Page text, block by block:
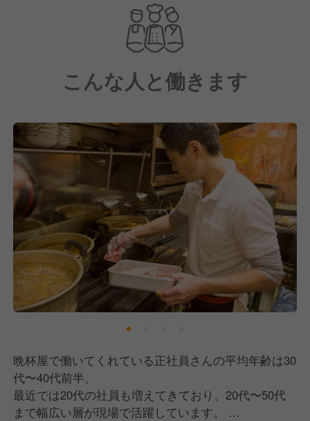
当店のコンセプトは「旨い・入りやすい・早い・安
毎日市場で買い付ける鮮魚や、3時間かけてコトコト
仕込む煮込みなど、既製品を使わず店舗で一から調理
す。
また、スタッフ一人ひとりの個性が光る距離の近い接
客が、晩杯屋ならではの雰囲気をつくり上げていま
す。
2018年10月のオープン以来、おかげさまで多くのお
客様にご愛顧いただいています。
これからも多くの方々に愛されるお店を目指し、日々
営業を続けてまいります。
そこで現在は、一緒にお店を盛り上げていただける新
しい仲間を募集中です！
こんな人と働きます
晩杯屋で働いてくれている正社員さんの平均年齢は30
代〜40代前半。
最近では20代の社員も増えてきており、20代〜50代
まで幅広い層が現場で活躍しています。